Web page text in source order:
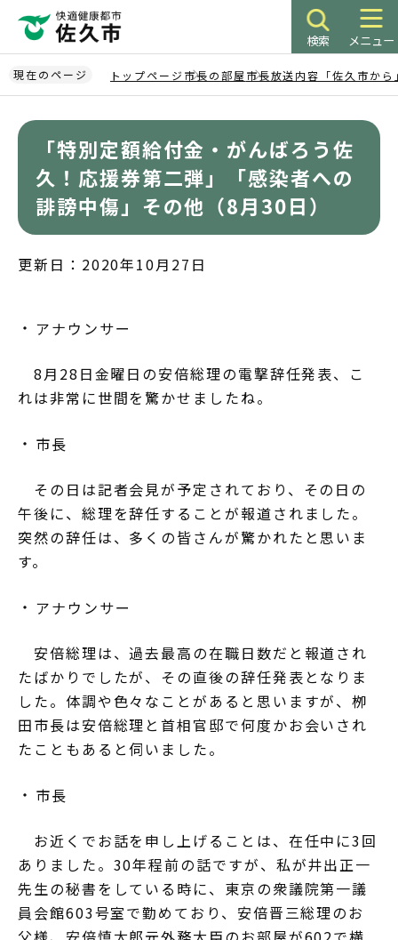
ペ
ー
ジ
検索 メニュー
現在のページ トップページ 市長の部屋 市長放送内容「佐久市から
「特別定額給付金・がんばろう佐
久！応援券第二弾」「感染者への
誹謗中傷」その他（8月30日）
更新日：2020年10月27日
アナウンサー
8月28日金曜日の安倍総理の電撃辞任発表、こ
れは非常に世間を驚かせましたね。
市長
その日は記者会見が予定されており、その日の
午後に、総理を辞任することが報道されました。
突然の辞任は、多くの皆さんが驚かれたと思いま
す。
アナウンサー
安倍総理は、過去最高の在職日数だと報道され
たばかりでしたが、その直後の辞任発表となりま
した。体調や色々なことがあると思いますが、栁
田市長は安倍総理と首相官邸で何度かお会いされ
たこともあると伺いました。
市長
お近くでお話を申し上げることは、在任中に3回
ありました。30年程前の話ですが、私が井出正一
先生の秘書をしている時に、東京の衆議院第一議
員会館603号室で勤めており、安倍晋三総理のお